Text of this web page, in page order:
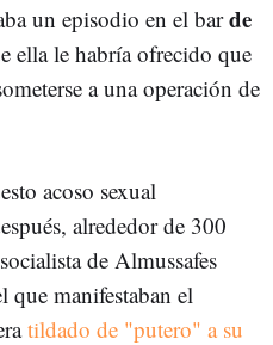
un episodio en el barde
ella le habría ofrecido que
a una operación de
acoso sexual
alrededor de 300
de Almussafes
manifestaban el
tildado de "putero" a su